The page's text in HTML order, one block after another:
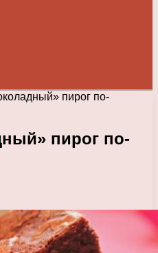
пирог по-
пирог по-